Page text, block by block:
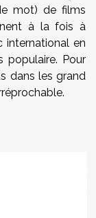
mot) de films
à la fois à
international en
populaire. Pour
dans les grand